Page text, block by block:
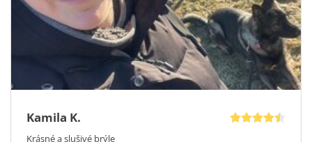
Kamila K.
Krásné a slušivé brýle